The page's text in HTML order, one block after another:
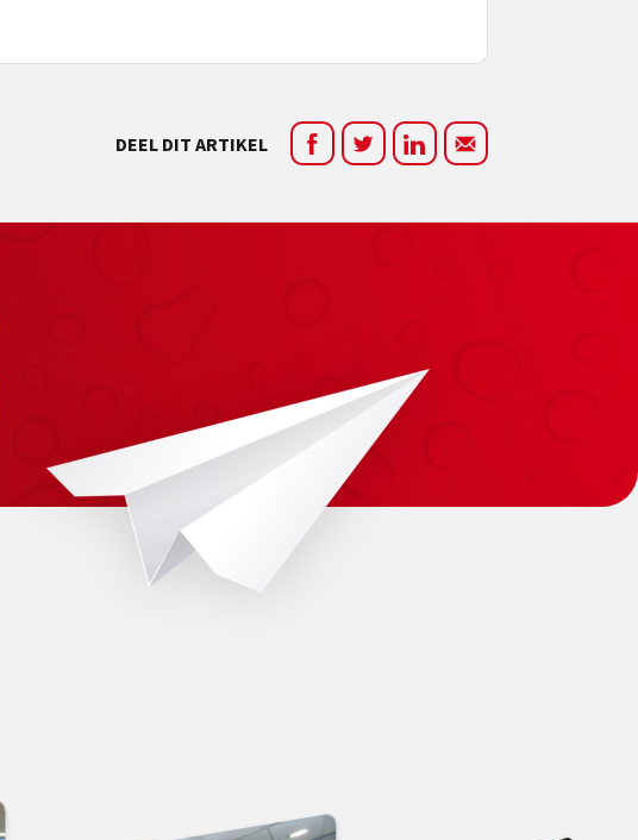
DEEL DIT ARTIKEL